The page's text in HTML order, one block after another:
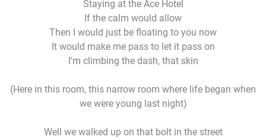
Staying at the Ace Hotel
If the calm would allow
Then I would just be floating to you now
It would make me pass to let it pass on
I'm climbing the dash, that skin
(Here in this room, this narrow room where life began when
we were young last night)
Well we walked up on that bolt in the street